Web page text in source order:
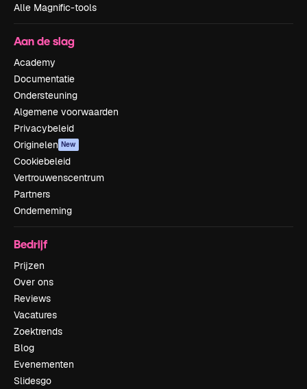
Alle Magnific-tools
Aan de slag
Academy
Documentatie
Ondersteuning
Algemene voorwaarden
Privacybeleid
Originelen New
Cookiebeleid
Vertrouwenscentrum
Partners
Onderneming
Bedrijf
Prijzen
Over ons
Reviews
Vacatures
Zoektrends
Blog
Evenementen
Slidesgo